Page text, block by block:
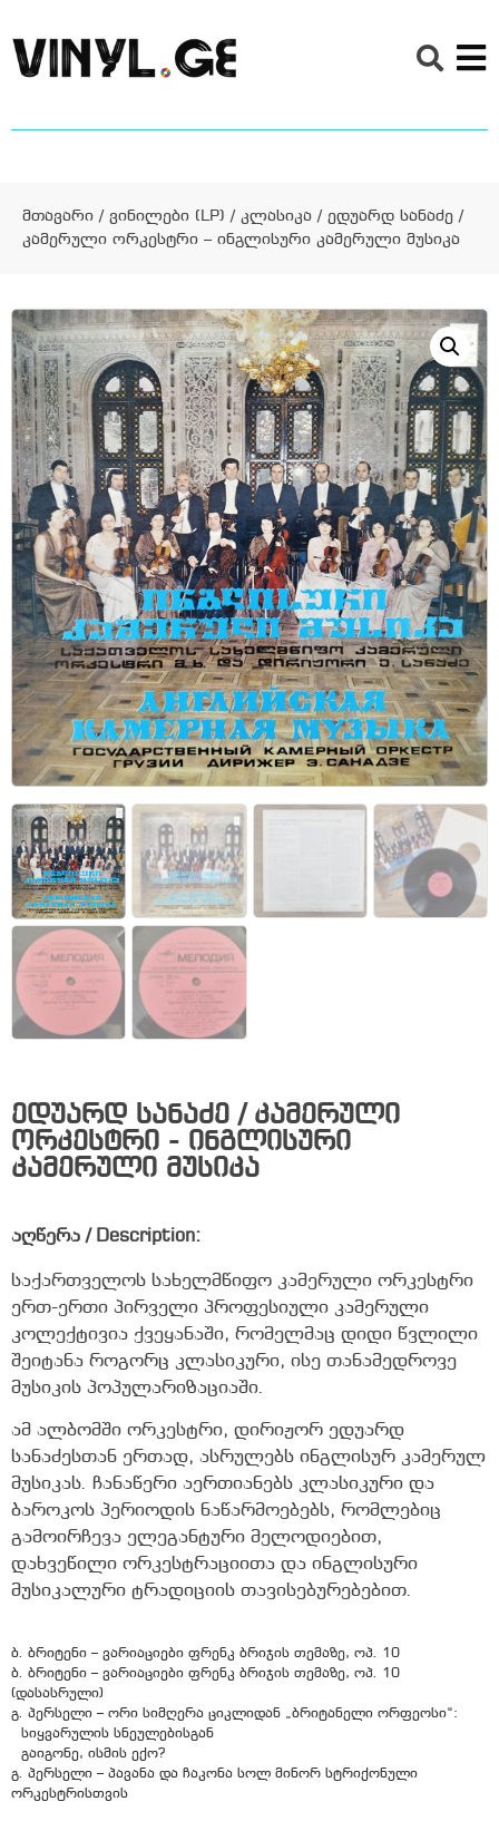
მთავარი / ვინილები (LP) / კლასიკა / ედუარდ სანაძე /
კამერული ორკესტრი – ინგლისური კამერული მუსიკა
ედუარდ სანაძე / კამერული
ორკესტრი - ინგლისური
კამერული მუსიკა
აღწერა / Description:
საქართველოს სახელმწიფო კამერული ორკესტრი
ერთ-ერთი პირველი პროფესიული კამერული
კოლექტივია ქვეყანაში, რომელმაც დიდი წვლილი
შეიტანა როგორც კლასიკური, ისე თანამედროვე
მუსიკის პოპულარიზაციაში.
ამ ალბომში ორკესტრი, დირიჟორ ედუარდ
სანაძესთან ერთად, ასრულებს ინგლისურ კამერულ
მუსიკას. ჩანაწერი აერთიანებს კლასიკური და
ბაროკოს პერიოდის ნაწარმოებებს, რომლებიც
გამოირჩევა ელეგანტური მელოდიებით,
დახვეწილი ორკესტრაციითა და ინგლისური
მუსიკალური ტრადიციის თავისებურებებით.
ბ. ბრიტენი – ვარიაციები ფრენკ ბრიჯის თემაზე, ოპ. 10
ბ. ბრიტენი – ვარიაციები ფრენკ ბრიჯის თემაზე, ოპ. 10
(დასასრული)
გ. პერსელი – ორი სიმღერა ციკლიდან „ბრიტანელი ორფეოსი“:
სიყვარულის სნეულებისგან
გაიგონე, ისმის ექო?
გ. პერსელი – პავანა და ჩაკონა სოლ მინორ სტრიქონული
ორკესტრისთვის